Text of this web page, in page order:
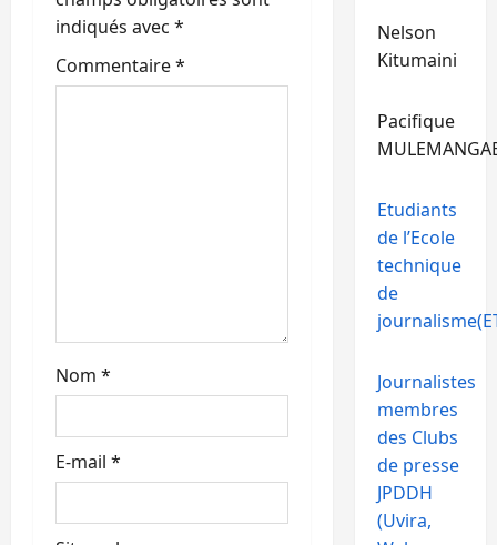
r
t
indiqués avec *
Commentaire*
Nom *
E-mail *
Nelson
Kitumaini
Pacifique
Etudiants
de l’Ecole
technique
de
Journalistes
membres
des Clubs
de presse
JPDDH
(Uvira,